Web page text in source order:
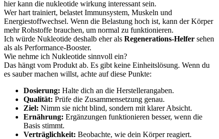
hier kann die nukleotide wirkung interessant sein.
Wer hart trainiert, belastet Immunsystem, Muskeln und
Energiestoffwechsel. Wenn die Belastung hoch ist, kann der Körper
mehr Rohstoffe brauchen, um normal zu funktionieren.
Ich würde Nukleotide deshalb eher als Regenerations-Helfer sehen
als als Performance-Booster.
Wie nehme ich Nukleotide sinnvoll ein?
Das hängt vom Produkt ab. Es gibt keine Einheitslösung. Wenn du
es sauber machen willst, achte auf diese Punkte:
Dosierung: Halte dich an die Herstellerangaben.
Qualität: Prüfe die Zusammensetzung genau.
Ziel: Nimm sie nicht blind, sondern mit klarer Absicht.
Ernährung: Ergänzungen funktionieren besser, wenn die
Basis stimmt.
Verträglichkeit: Beobachte, wie dein Körper reagiert.